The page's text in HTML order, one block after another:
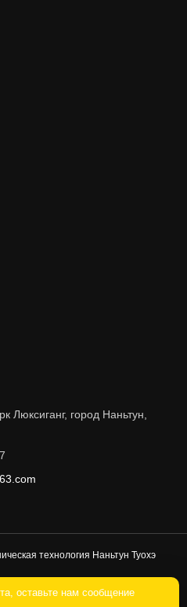
город Наньтун,
технология Наньтун Туохэ
оставьте нам сообщение